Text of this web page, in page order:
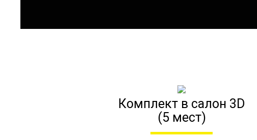
Комплект в салон 3D
(5 мест)